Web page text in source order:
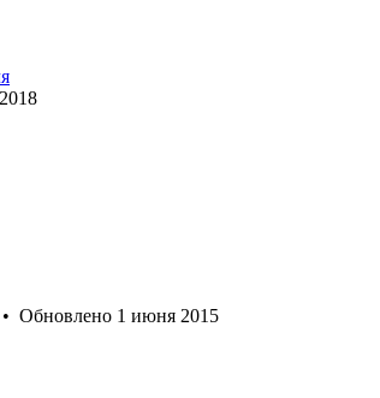
• Обновлено 1 июня 2015